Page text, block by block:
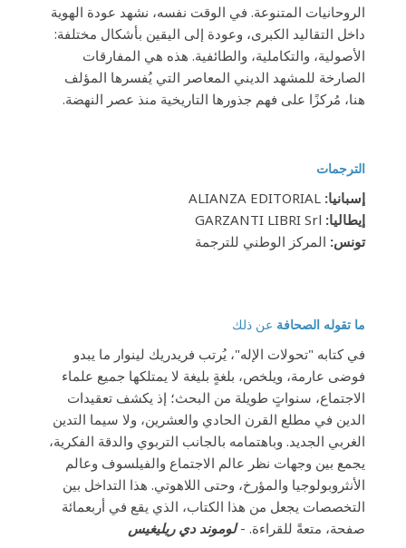
الروحانيات المتنوعة. في الوقت نفسه، نشهد عودة الهوية
داخل التقاليد الكبرى، وعودة إلى اليقين بأشكال مختلفة:
الأصولية، والتكاملية، والطائفية. هذه هي المفارقات
الصارخة للمشهد الديني المعاصر التي يُفسرها المؤلف
هنا، مُركزًا على فهم جذورها التاريخية منذ عصر النهضة.
الترجمات
إسبانيا:
إيطاليا:
تونس: المركز الوطني للترجمة
ما تقوله الصحافة عن ذلك
في كتابه "تحولات الإله"، يُرتب فريدريك لينوار ما يبدو
فوضى عارمة، ويلخص، بلغةٍ بليغة لا يمتلكها جميع علماء
الاجتماع، سنواتٍ طويلة من البحث؛ إذ يكشف تعقيدات
الدين في مطلع القرن الحادي والعشرين، ولا سيما التدين
الغربي الجديد. وباهتمامه بالجانب التربوي والدقة الفكرية،
يجمع بين وجهات نظر عالم الاجتماع والفيلسوف وعالم
الأنثروبولوجيا والمؤرخ، وحتى اللاهوتي. هذا التداخل بين
التخصصات يجعل من هذا الكتاب، الذي يقع في أربعمائة
صفحة، متعةً للقراءة. -لوموند دي ريليغيس